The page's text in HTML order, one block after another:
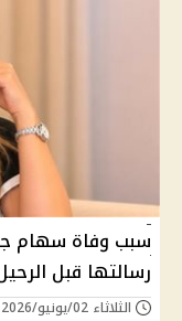
سبب وفاة سهام
رسالتها قبل
الثلاثاء 02/يونيو/2026 - 06:11 م